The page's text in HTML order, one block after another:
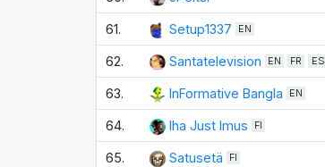
61. Setup1337 EN
62. Santatelevision EN FR ES
63. InFormative Bangla EN
64. Iha Just Imus FI
65. Satusetä FI